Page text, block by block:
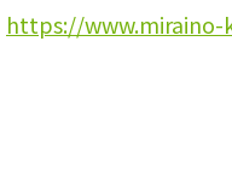
https://